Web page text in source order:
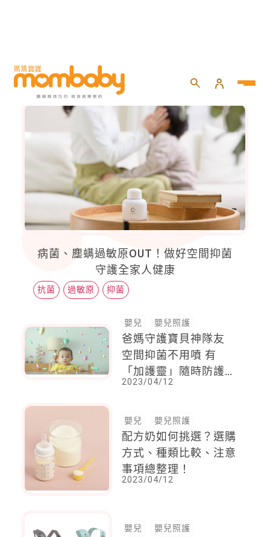
嬰兒照護
病菌、塵螨過敏原OUT！做好空間抑菌
守護全家人健康
抗菌 過敏原 抑菌
嬰兒 嬰兒照護
爸媽守護寶貝神隊友
空間抑菌不用噴 有
「加護靈」隨時防護好
安心
2023/04/12
嬰兒 嬰兒照護
配方奶如何挑選？選購
方式、種類比較、注意
事項總整理！
2023/04/12
嬰兒 嬰兒照護